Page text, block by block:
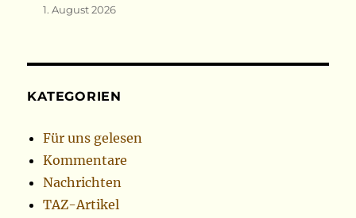
1. August 2026
KATEGORIEN
Für uns gelesen
Kommentare
Nachrichten
TAZ-Artikel